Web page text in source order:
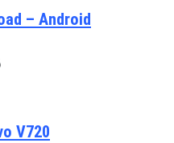
– Android
V720